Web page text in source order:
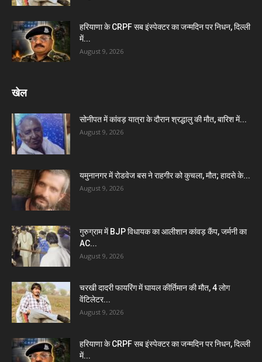
हरियाणा के CRPF सब इंस्पेक्टर का जन्मदिन पर निधन, दिल्ली
में...
August 9, 2026
खेल
सोनीपत में कांवड़ यात्रा के दौरान श्रद्धालु की मौत, बारिश में...
August 9, 2026
यमुनानगर में रोडवेज बस ने राहगीर को कुचला, मौत; हादसे के...
August 9, 2026
गुरुग्राम में BJP विधायक का आलीशान कांवड़ कैंप, जर्मनी का
AC...
August 9, 2026
चरखी दादरी फायरिंग में घायल कीर्तिमान की मौत, 4 लोग
वेंटिलेटर...
August 9, 2026
हरियाणा के CRPF सब इंस्पेक्टर का जन्मदिन पर निधन, दिल्ली
में...